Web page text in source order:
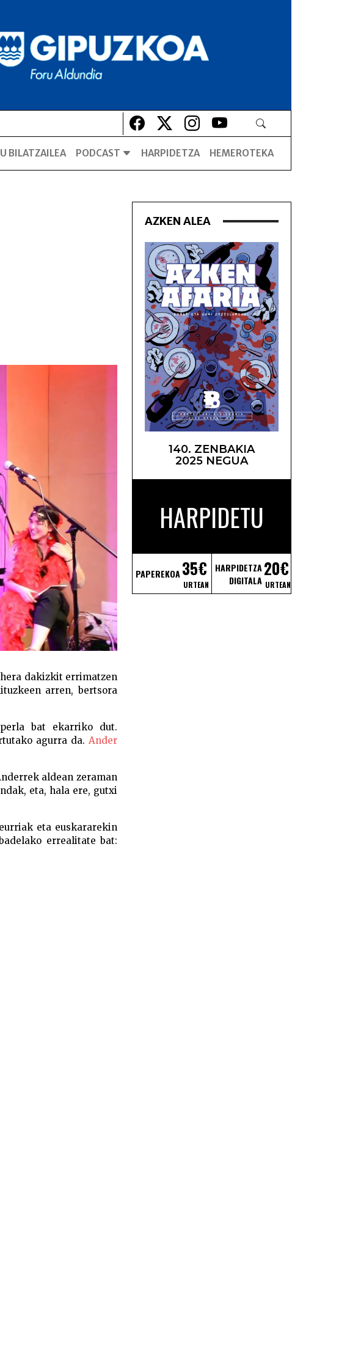
Lehio berrian irekiko da
Lehio berrian irekiko da
Lehio berrian irekiko da
Lehio berrian irekiko da
BILATZAILEA PODCAST HARPIDETZA HEMEROTEKA
dakizkit errimatzen
arren, bertsora
bat ekarriko dut.
agurra da. Ander
aldean zeraman
eta, hala ere, gutxi
eta euskararekin
errealitate bat:
AZKEN ALEA
140. ZENBAKIA
2025 NEGUA
HARPIDETU
PAPEREKOA35€
URTEAN
HARPIDETZA
DIGITALA
20€
URTEAN